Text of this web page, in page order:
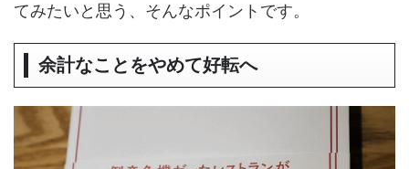
てみたいと思う、そんなポイントです。
余計なことをやめて好転へ